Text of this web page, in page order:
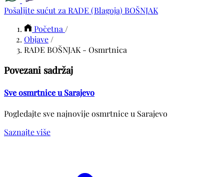
Pošaljite sućut za RADE (Blagoja) BOŠNJAK
Početna /
Objave /
RADE BOŠNJAK - Osmrtnica
Povezani sadržaj
Sve osmrtnice u Sarajevo
Pogledajte sve najnovije osmrtnice u Sarajevo
Saznajte više